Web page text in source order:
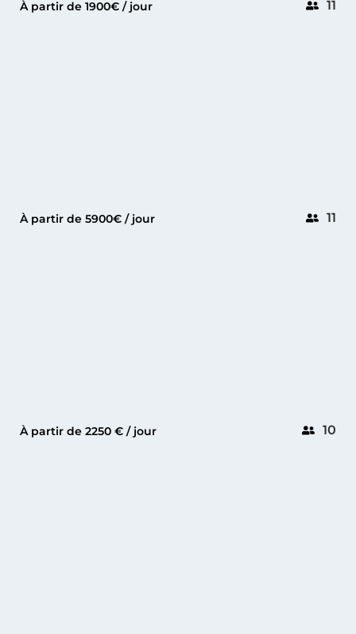
À partir de 1900€ / jour 11
PRESTIGE 590 SAINT TROPEZ
À partir de 5900€ / jour 11
DE ANTONIO 34GOLFE-JUAN
À partir de 2250 € / jour 10
WHITE OKEAN 55GOLFE-JUAN